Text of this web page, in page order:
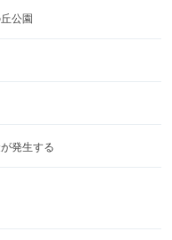
公園
発生する